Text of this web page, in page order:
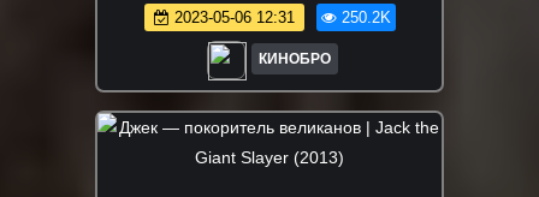
2023-05-06 12:31 250.2K
КИНОБРО